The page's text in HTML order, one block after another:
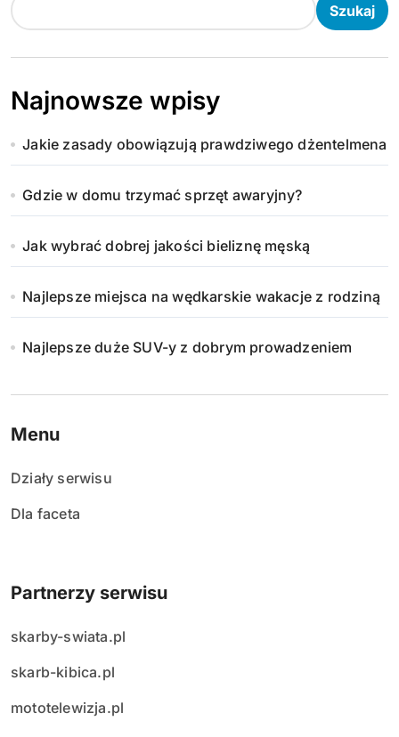
Szukaj
Najnowsze wpisy
Jakie zasady obowiązują prawdziwego dżentelmena
Gdzie w domu trzymać sprzęt awaryjny?
Jak wybrać dobrej jakości bieliznę męską
Najlepsze miejsca na wędkarskie wakacje z rodziną
Najlepsze duże SUV-y z dobrym prowadzeniem
Menu
Działy serwisu
Dla faceta
Partnerzy serwisu
skarby-swiata.pl
skarb-kibica.pl
mototelewizja.pl